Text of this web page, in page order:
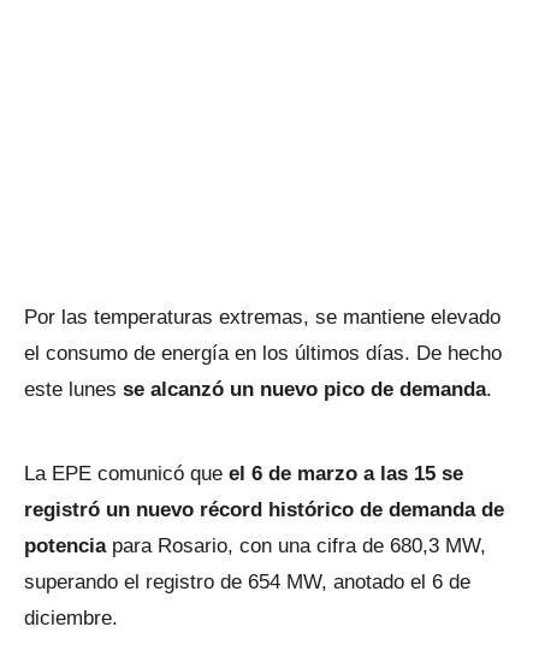
Por las temperaturas extremas, se mantiene elevado
el consumo de energía en los últimos días. De hecho
este lunes se alcanzó un nuevo pico de demanda.
La EPE comunicó que el 6 de marzo a las 15 se
registró un nuevo récord histórico de demanda de
potenciapara Rosario, con una cifra de 680,3 MW,
superando el registro de 654 MW, anotado el 6 de
diciembre.